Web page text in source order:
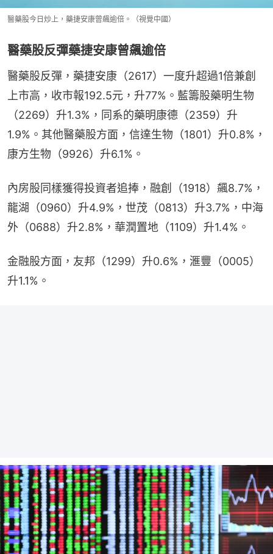
醫藥股今日炒上，藥捷安康曾飆逾倍。（視覺中國）
醫藥股反彈藥捷安康曾飆逾倍
醫藥股反彈，藥捷安康（2617）一度升超過1倍兼創
上市高，收市報192.5元，升77%。藍籌股藥明生物
（2269）升1.3%，同系的藥明康德（2359）升
1.9%。其他醫藥股方面，信達生物（1801）升0.8%，
康方生物（9926）升6.1%。
內房股同樣獲得投資者追捧，融創（1918）飆8.7%，
龍湖（0960）升4.9%，世茂（0813）升3.7%，中海
外（0688）升2.8%，華潤置地（1109）升1.4%。
金融股方面，友邦（1299）升0.6%，滙豐（0005）
升1.1%。